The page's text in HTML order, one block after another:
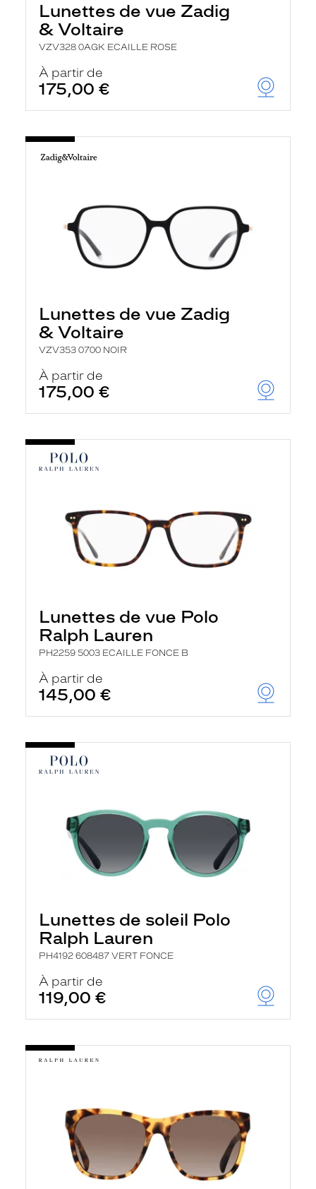
Lunettes de vue Zadig
& Voltaire
VZV328 0AGK ECAILLE ROSE
À partir de
175,00 €
Lunettes de vue Zadig
& Voltaire
VZV353 0700 NOIR
À partir de
175,00 €
Lunettes de vue Polo
Ralph Lauren
PH2259 5003 ECAILLE FONCE B
À partir de
145,00 €
Lunettes de soleil Polo
Ralph Lauren
PH4192 608487 VERT FONCE
À partir de
119,00 €